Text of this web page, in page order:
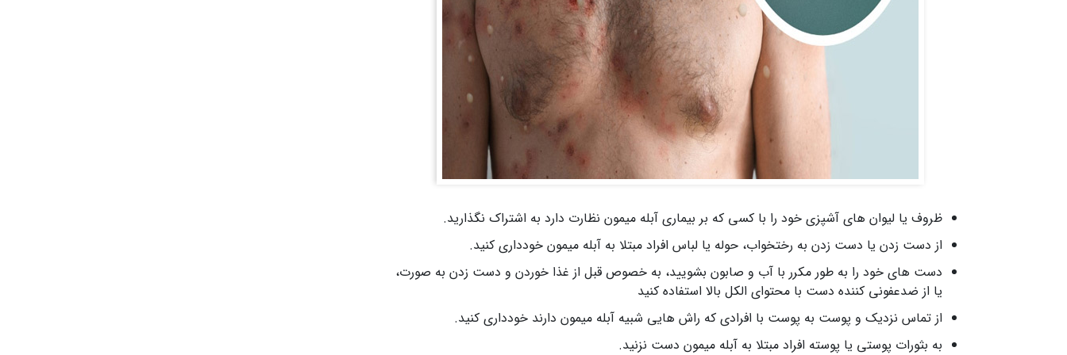
ظروف یا لیوان های آشپزی خود را با کسی که بر بیماری آبله میمون نظارت دارد به اشتراک نگذارید.
از دست زدن یا دست زدن به رختخواب، حوله یا لباس افراد مبتلا به آبله میمون خودداری کنید.
دست های خود را به طور مکرر با آب و صابون بشویید، به خصوص قبل از غذا خوردن و دست زدن به صورت،
یا از ضدعفونی کننده دست با محتوای الکل بالا استفاده کنید
از تماس نزدیک و پوست به پوست با افرادی که راش هایی شبیه آبله میمون دارند خودداری کنید.
به بثورات پوستی یا پوسته افراد مبتلا به آبله میمون دست نزنید.